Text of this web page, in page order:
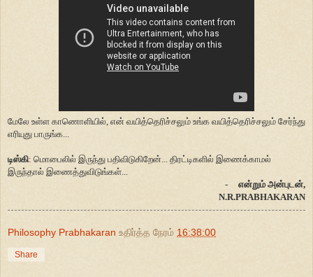
மேலே உள்ள காணொளியில், என் வயித்தெரிச்சலும் உங்க வயித்தெரிச்சலும் சேர்ந்து
எரியுது பாருங்க...
டிஸ்கி: மொபைலில் இருந்து பதிவிடுகிறேன்... திரட்டிகளில் இணைக்காமல்
இருந்தால் இணைத்துவிடுங்கள்...
-
என்றும் அன்புடன்,
N.R.PRABHAKARAN
Philosophy Prabhakaran உதிர்த்த நேரம் 16:38:00
Share